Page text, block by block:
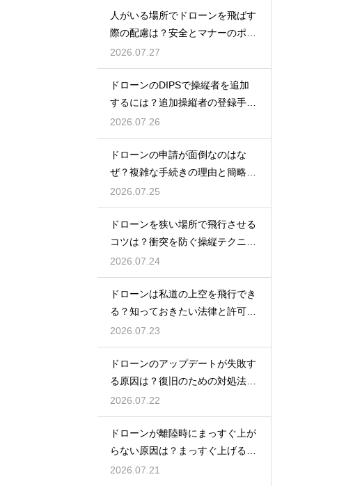
人がいる場所でドローンを飛ばす
際の配慮は？安全とマナーのポイ
ント
2026.07.27
ドローンのDIPSで操縦者を追加
するには？追加操縦者の登録手順
を解説
2026.07.26
ドローンの申請が面倒なのはな
ぜ？複雑な手続きの理由と簡略化
の動向
2026.07.25
ドローンを狭い場所で飛行させる
コツは？衝突を防ぐ操縦テクニッ
クを解説
2026.07.24
ドローンは私道の上空を飛行でき
る？知っておきたい法律と許可の
ルール
2026.07.23
ドローンのアップデートが失敗す
る原因は？復旧のための対処法を
解説
2026.07.22
ドローンが離陸時にまっすぐ上が
らない原因は？まっすぐ上げるた
めのコツを解説
2026.07.21